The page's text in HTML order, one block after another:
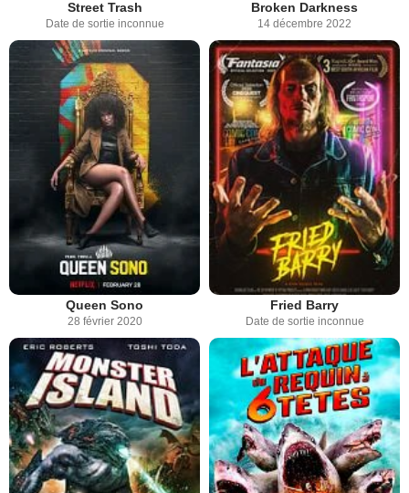
Street Trash
Date de sortie inconnue
Broken Darkness
14 décembre 2022
Queen Sono
28 février 2020
Fried Barry
Date de sortie inconnue